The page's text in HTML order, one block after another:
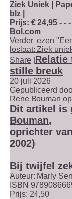
Ziek Uniek |
blz |
Prijs: € 24,95 - -
Bol.com
Verder lezen
loslaat: Ziek
Share Relatie
stille breuk
20 juli 2026
Gepubliceerd
Rene Bouman
Dit artikel is
Bouman,
oprichter
2002)
Bij twijfel
Auteur: Marly
ISBN
Prijs: 24,50